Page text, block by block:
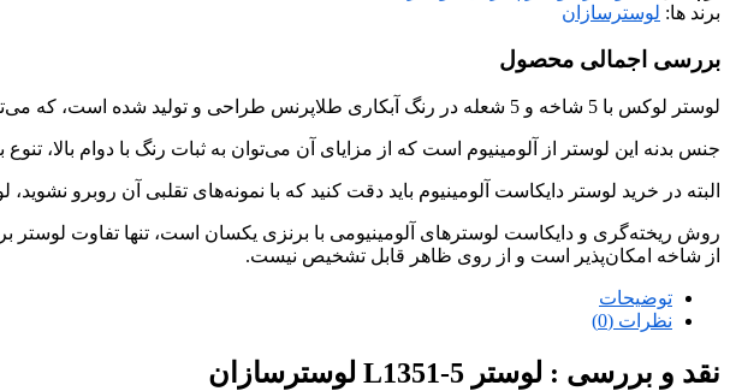
برند ها: لوسترسازان
بررسی اجمالی محصول
لوستر لوکس با 5 شاخه و 5 شعله در رنگ آبکاری طلاپرنس طراحی و تولید شده است، که می‌توان متناسب با فضا و سلیقه‌ی شما در هررنگ آبکاری، هرتعداد شاخه و ابعاد مورد نظر تولید کرد.
جنس بدنه این لوستر از آلومینیوم است که از مزایای آن می‌توان به ثبات رنگ با دوام بالا،
البته در خرید لوستر دایکاست آلومینیوم باید دقت کنید که با نمونه‌های تقلبی آن روبرو
روش ریخته‌گری و دایکاست لوسترهای آلومینیومی با برنزی یکسان است، تنها تفاوت لوستر
از شاخه امکان‌پذیر است و از روی ظاهر قابل تشخیص نیست.
توضیحات
نظرات (0)
نقد و بررسی : لوستر L1351-5 لوسترسازان